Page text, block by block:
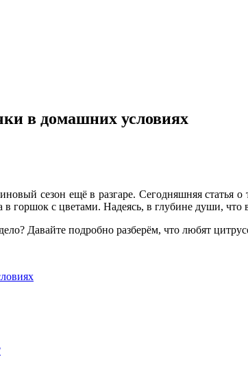
в домашних условиях
сезон ещё в разгаре. Сегодняшняя
горшок с цветами. Надеясь, в глубине души,
Давайте подробно разберём, что любят